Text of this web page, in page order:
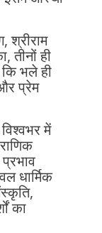
श्रीराम
तीनों ही
भले ही
प्रेम
में
धार्मिक
का